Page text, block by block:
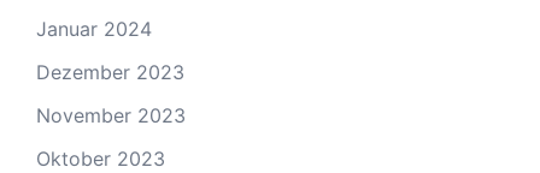
Januar 2024
Dezember 2023
November 2023
Oktober 2023